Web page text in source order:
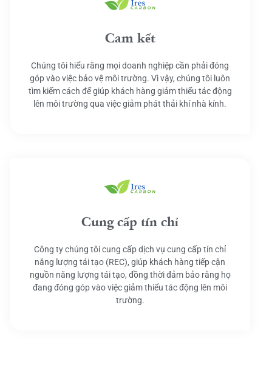
Cam kết
Chúng tôi hiểu rằng mọi doanh nghiệp cần phải đóng
góp vào việc bảo vệ môi trường. Vì vậy, chúng tôi luôn
tìm kiếm cách để giúp khách hàng giảm thiểu tác động
lên môi trường qua việc giảm phát thải khí nhà kính.
Cung cấp tín chỉ
Công ty chúng tôi cung cấp dịch vụ cung cấp tín chỉ
năng lượng tái tạo (REC), giúp khách hàng tiếp cận
nguồn năng lượng tái tạo, đồng thời đảm bảo rằng họ
đang đóng góp vào việc giảm thiểu tác động lên môi
trường.